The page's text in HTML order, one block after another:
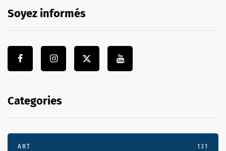
Soyez informés
Categories
ART 131